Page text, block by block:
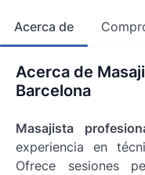
Acerca de
Acerca de
Barcelona
Masajista
experiencia en
Ofrece sesiones